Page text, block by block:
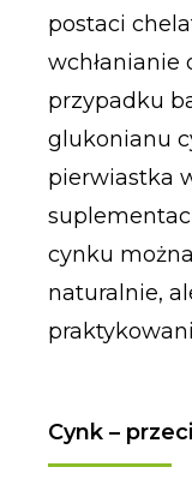
postaci
wchłanianie
przypadku
glukonianu
pierwiastka
cynku
naturalnie,
Cynk –